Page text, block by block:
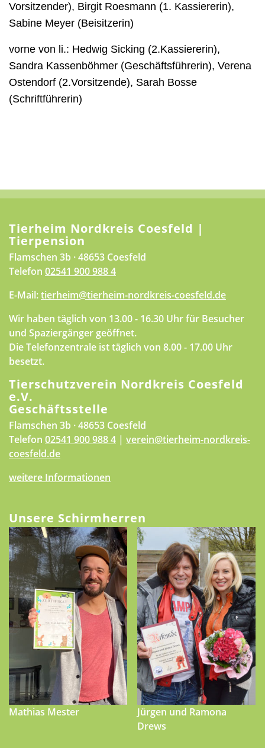
Vorsitzender), Birgit Roesmann (1. Kassiererin),
Sabine Meyer (Beisitzerin)
vorne von li.: Hedwig Sicking (2.Kassiererin),
Sandra Kassenböhmer (Geschäftsführerin), Verena
Ostendorf (2.Vorsitzende), Sarah Bosse
(Schriftführerin)
Tierheim Nordkreis Coesfeld |
Tierpension
Flamschen 3b · 48653 Coesfeld
Telefon 02541 900 988 4
E-Mail:tierheim@tierheim-nordkreis-coesfeld.de
Wir haben täglich von 13.00 - 16.30 Uhr für Besucher
und Spaziergänger geöffnet.
Die Telefonzentrale ist täglich von 8.00 - 17.00 Uhr
besetzt.
Tierschutzverein Nordkreis Coesfeld
e.V.
Geschäftsstelle
Flamschen 3b · 48653 Coesfeld
Telefon 02541 900 988 4 | verein@tierheim-nordkreis-
coesfeld.de
weitere Informationen
Unsere Schirmherren
Mathias Mester
Jürgen und Ramona
Drews